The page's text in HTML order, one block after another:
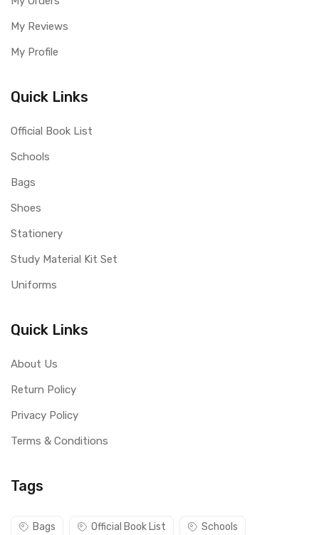
My Reviews
My Profile
Quick Links
Official Book List
Schools
Bags
Shoes
Stationery
Study Material Kit Set
Uniforms
Quick Links
About Us
Return Policy
Privacy Policy
Terms & Conditions
Tags
Bags Official Book List Schools